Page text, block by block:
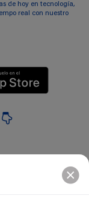
de hoy en tecnología,
real con nuestro
Suscribir